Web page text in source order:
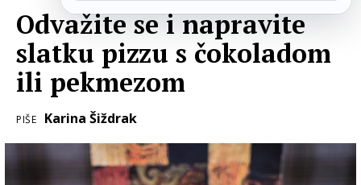
Odvažite se i napravite
slatku pizzu s čokoladom
ili pekmezom
PIŠE Karina Šiždrak